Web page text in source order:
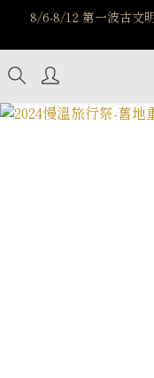
️8/6-8/12 第一波古文
️8/6-8/12 第一波古文
7/15-8/25 神秘星象學
新註冊會員享$100購